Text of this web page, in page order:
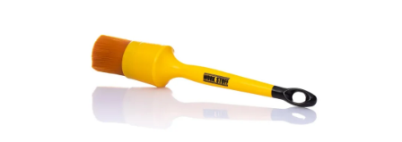
NAŠE SLUŽBY